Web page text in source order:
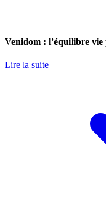
Venidom : l’équilibre
Lire la suite